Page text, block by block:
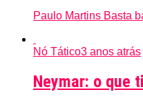
Paulo Martins Basta
Nó Tático3 anos atrás
Neymar: o que